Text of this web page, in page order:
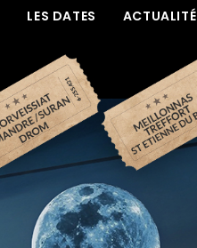
LES DATES ACTUALITÉ